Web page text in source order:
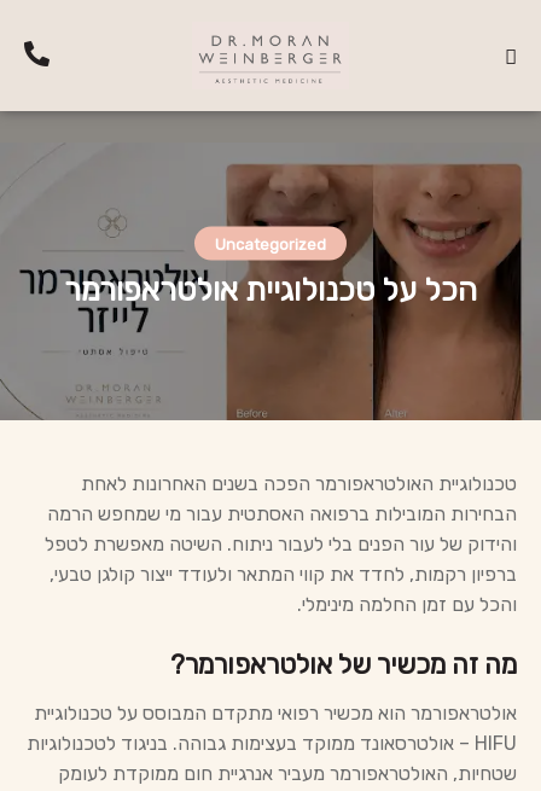
Uncategorized
הכל על טכנולוגיית אולטראפורמר
טכנולוגיית האולטראפורמר הפכה בשנים האחרונות לאחת
הבחירות המובילות ברפואה האסתטית עבור מי שמחפש הרמה
והידוק של עור הפנים בלי לעבור ניתוח. השיטה מאפשרת לטפל
ברפיון רקמות, לחדד את קווי המתאר ולעודד ייצור קולגן טבעי,
והכל עם זמן החלמה מינימלי.
מה זה מכשיר של אולטראפורמר?
אולטראפורמר הוא מכשיר רפואי מתקדם המבוסס על טכנולוגיית
HIFU – אולטרסאונד ממוקד בעצימות גבוהה. בניגוד לטכנולוגיות
שטחיות, האולטראפורמר מעביר אנרגיית חום ממוקדת לעומק